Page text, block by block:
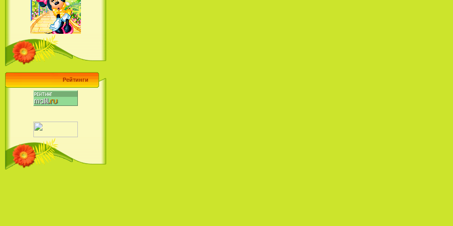
Наша Маша и Волшебный
Орех (2009)
Барби поет! Коллекция песен
кинопринцесс / Barbie Sings! The
Princess Movie Song Collection (2004)
Рейтинги